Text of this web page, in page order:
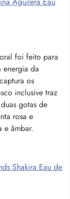
foi feito para
energia da
os
inclusive traz
gotas de
rosa e
e âmbar.
Shakira Eau de